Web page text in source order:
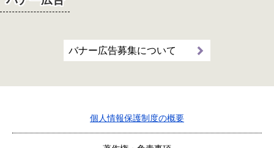
バナー広告募集について
個人情報保護制度の概要